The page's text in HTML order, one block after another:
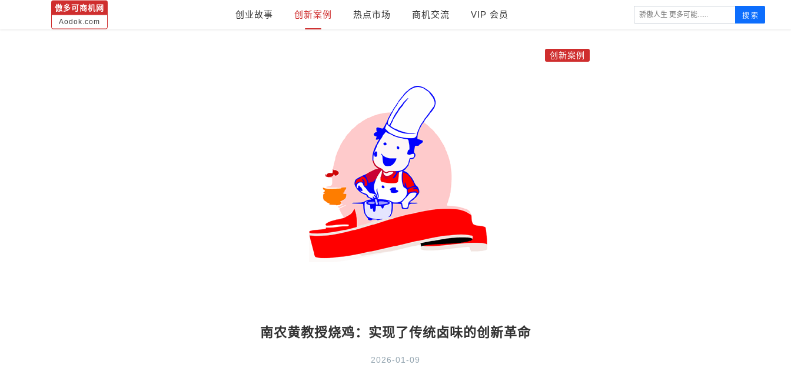
傲多可商机网
Aodok.com
创业故事 创新案例 热点市场 商机交流 VIP 会员 搜 索
创新案例
南农黄教授烧鸡：实现了传统卤味的创新革命
2026-01-09